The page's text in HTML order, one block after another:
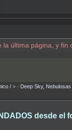
la última página, y fin
/ > · Deep Sky,
desde el